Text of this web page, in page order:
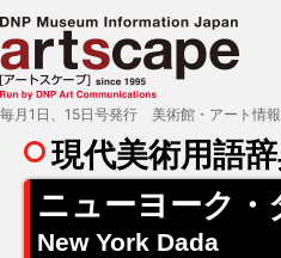
現代美術用語
ニューヨーク・
New York Dada
毎月1日、15日号発行 美術館・アート情